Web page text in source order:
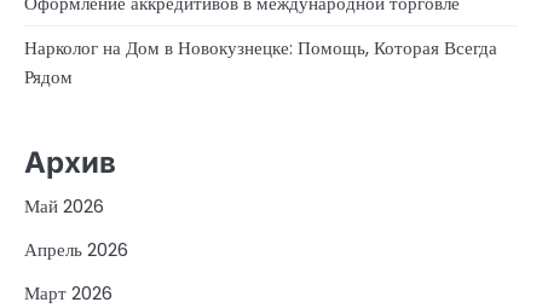
Нарколог на Дом в Новокузнецке: Помощь, Которая Всегда
Рядом
Архив
Май 2026
Апрель 2026
Март 2026